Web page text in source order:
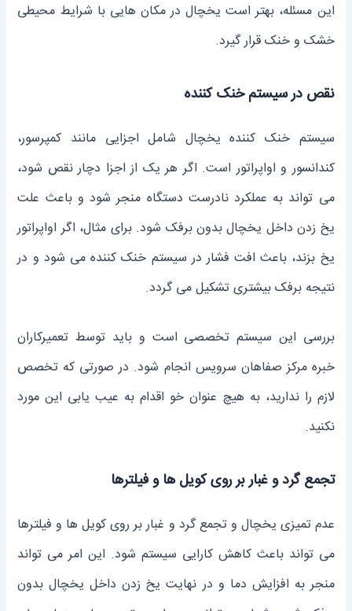
این مسئله، بهتر است یخچال در مکان ‌هایی با شرایط محیطی
خشک و خنک قرار گیرد.
نقص در سیستم خنک ‌کننده
سیستم خنک ‌کننده یخچال شامل اجزایی مانند کمپرسور،
کندانسور و اواپراتور است. اگر هر یک از اجزا دچار نقص شود،
می ‌تواند به عملکرد نادرست دستگاه منجر شود و باعث علت
یخ زدن داخل یخچال بدون برفک شود. برای مثال، اگر اواپراتور
یخ بزند، باعث افت فشار در سیستم خنک ‌کننده می‌ شود و در
نتیجه برفک بیشتری تشکیل می ‌گردد.
بررسی این سیستم تخصصی است و باید توسط تعمیرکاران
خبره مرکز صفاهان سرویس انجام شود. در صورتی که تخصص
لازم را ندارید، به هیچ عنوان خو اقدام به عیب یابی این مورد
نکنید.
تجمع گرد و غبار بر روی کویل ‌ها و فیلترها
عدم تمیزی یخچال و تجمع گرد و غبار بر روی کویل ‌ها و فیلترها
می ‌تواند باعث کاهش کارایی سیستم شود. این امر می ‌تواند
منجر به افزایش دما و در نهایت یخ زدن داخل یخچال بدون